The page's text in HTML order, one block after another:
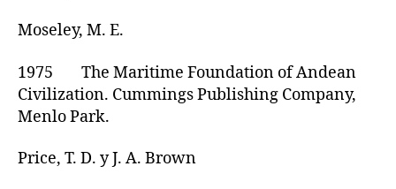
Moseley, M. E.
1975 The Maritime Foundation of Andean
Civilization. Cummings Publishing Company,
Menlo Park.
Price, T. D. y J. A. Brown